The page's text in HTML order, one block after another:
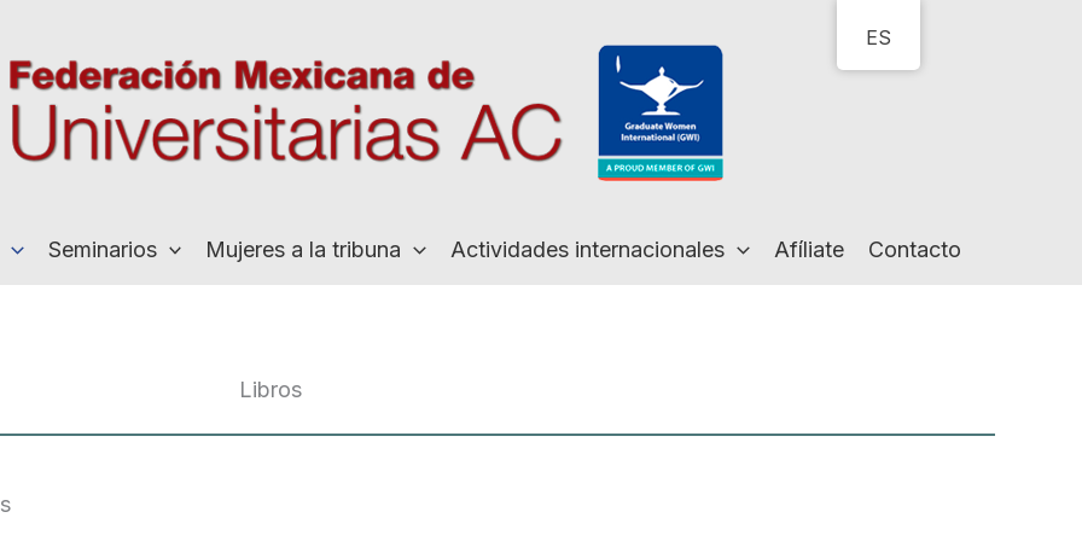
Seminarios Mujeres a la tribuna Actividades internacionales Afíliate Contacto
Libros
ES